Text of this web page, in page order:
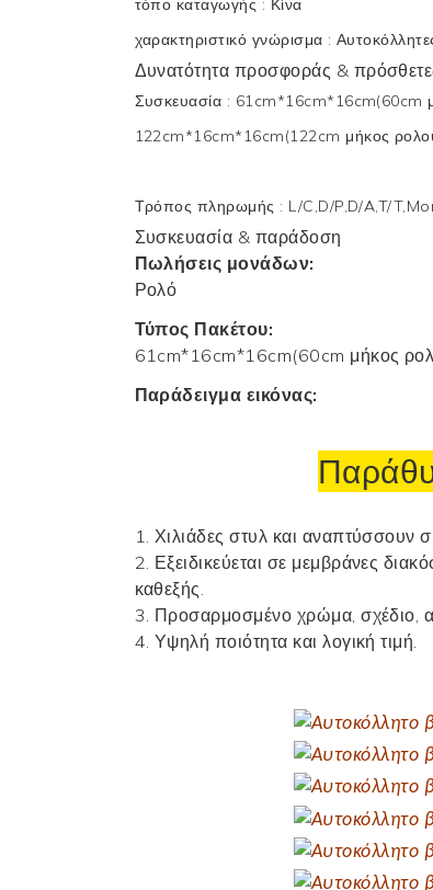
τόπο καταγωγής : Κίνα
χαρακτηριστικό γνώρισμα :
Δυνατότητα προσφοράς &
Συσκευασία : 61cm*16cm*16cm(60cm
122cm*16cm*16cm(122cm μήκος
Τρόπος πληρωμής : L/C,D/P,D/A,T/
Συσκευασία & παράδοση
Πωλήσεις μονάδων:
Ρολό
Τύπος Πακέτου:
61cm*16cm*16cm(60cm μήκος
Παράδειγμα εικόνας:
1. Χιλιάδες στυλ και αναπτύσσουν
2. Εξειδικεύεται σε μεμβράνες
καθεξής.
3. Προσαρμοσμένο χρώμα, σχέδιο,
4. Υψηλή ποιότητα και λογική τιμή.